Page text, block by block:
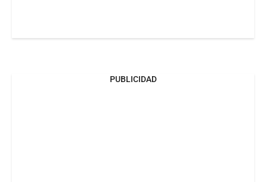
PUBLICIDAD